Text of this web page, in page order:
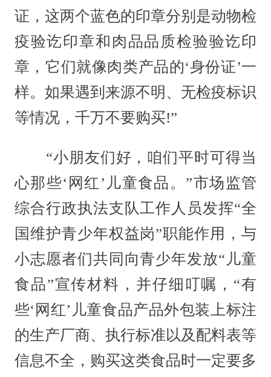
证，这两个蓝色的印章分别是动物检
疫验讫印章和肉品品质检验验讫印
章，它们就像肉类产品的‘身份证’一
样。如果遇到来源不明、无检疫标识
等情况，千万不要购买!”
“小朋友们好，咱们平时可得当
心那些‘网红’儿童食品。”市场监管
综合行政执法支队工作人员发挥“全
国维护青少年权益岗”职能作用，与
小志愿者们共同向青少年发放“儿童
食品”宣传材料，并仔细叮嘱，“有
些‘网红’儿童食品产品外包装上标注
的生产厂商、执行标准以及配料表等
信息不全，购买这类食品时一定要多